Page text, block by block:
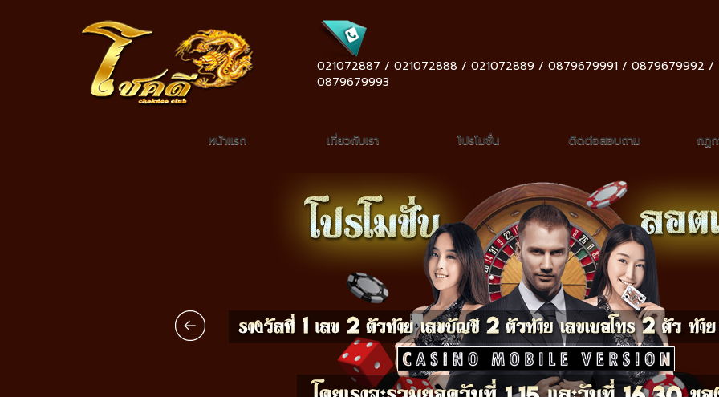
021072887 / 021072888 / 021072889 / 0879679991 / 0879679992 /
0879679993
หน้าแรก เกี่ยวกับเรา โปรโมชั่น ติดต่อสอบถาม กฏ